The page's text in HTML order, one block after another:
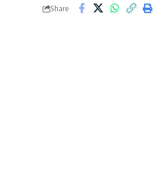
Share